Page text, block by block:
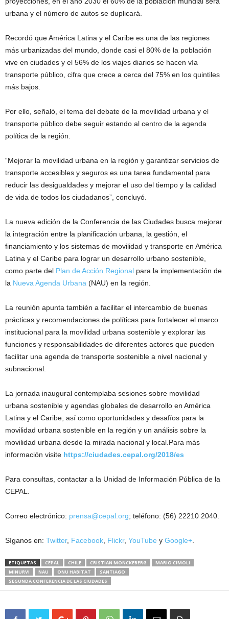
urbana y el número de autos se duplicará.
Recordó que América Latina y el Caribe es una de las regiones
más urbanizadas del mundo, donde casi el 80% de la población
vive en ciudades y el 56% de los viajes diarios se hacen vía
transporte público, cifra que crece a cerca del 75% en los quintiles
más bajos.
Por ello, señaló, el tema del debate de la movilidad urbana y el
transporte público debe seguir estando al centro de la agenda
política de la región.
“Mejorar la movilidad urbana en la región y garantizar servicios de
transporte accesibles y seguros es una tarea fundamental para
reducir las desigualdades y mejorar el uso del tiempo y la calidad
de vida de todos los ciudadanos”, concluyó.
La nueva edición de la Conferencia de las Ciudades busca mejorar
la integración entre la planificación urbana, la gestión, el
financiamiento y los sistemas de movilidad y transporte en América
Latina y el Caribe para lograr un desarrollo urbano sostenible,
como parte del Plan de Acción Regional para la implementación de
la Nueva Agenda Urbana (NAU) en la región.
La reunión apunta también a facilitar el intercambio de buenas
prácticas y recomendaciones de políticas para fortalecer el marco
institucional para la movilidad urbana sostenible y explorar las
funciones y responsabilidades de diferentes actores que pueden
facilitar una agenda de transporte sostenible a nivel nacional y
subnacional.
La jornada inaugural contemplaba sesiones sobre movilidad
urbana sostenible y agendas globales de desarrollo en América
Latina y el Caribe, así como oportunidades y desafíos para la
movilidad urbana sostenible en la región y un análisis sobre la
movilidad urbana desde la mirada nacional y local.Para más
información visite https://ciudades.cepal.org/2018/es
Para consultas, contactar a la Unidad de Información Pública de la
CEPAL.
Correo electrónico: prensa@cepal.org; teléfono: (56) 22210 2040.
Síganos en: Twitter, Facebook, Flickr, YouTube y Google+.
ETIQUETAS CEPAL CHILE CRISTIAN MONCKEBERG
MARIO CIMOLI
MINURVI
NAU ONU HABITAT
SANTIAGO
SEGUNDA CONFERENCIA DE LAS CIUDADES